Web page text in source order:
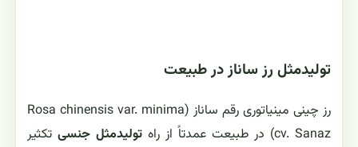
تولیدمثل رز ساناز در طبیعت
رز چینی مینیاتوری رقم ساناز (Rosa chinensis var. minima
cv. Sanaz) در طبیعت عمدتاً از راه
تولیدمثل جنسی تکثیر